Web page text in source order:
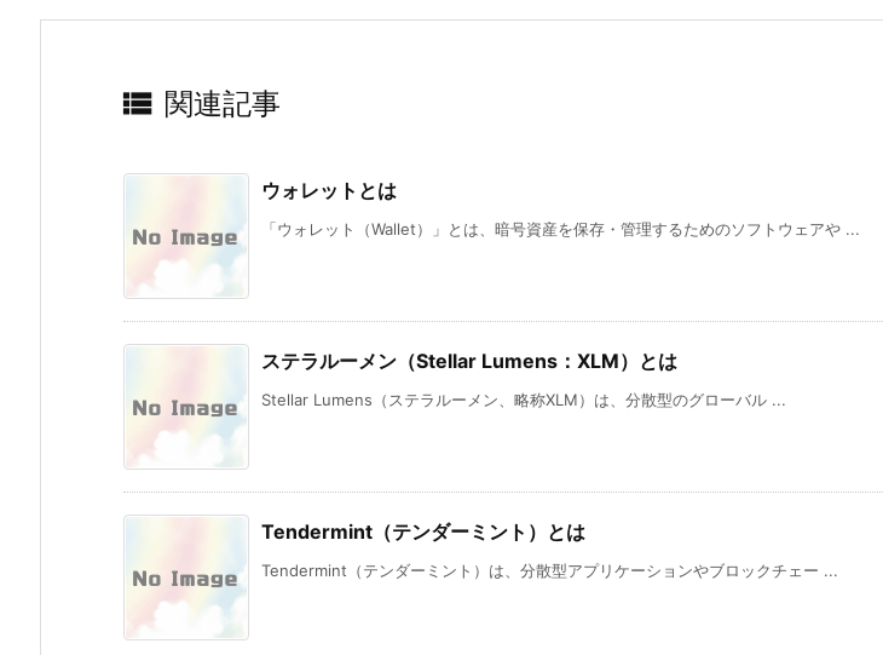
 関連記事
ウォレットとは
「ウォレット（Wallet）」とは、暗号資産を保存・管理するためのソフトウェアや ...
ステラルーメン（Stellar Lumens：XLM）とは
Stellar Lumens（ステラルーメン、略称XLM）は、分散型のグローバル ...
Tendermint（テンダーミント）とは
Tendermint（テンダーミント）は、分散型アプリケーションやブロックチェー ...